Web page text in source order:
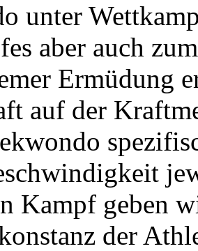
unter
aber auch
Ermüdung
auf der
Kampf geben
der